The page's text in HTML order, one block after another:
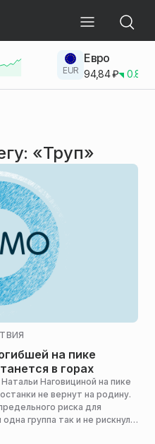
EUR
Евро
94,84₽ 0.83
«Труп»
на пике
в горах
Наговициной на пике
не вернут на родину.
риска для
группа так и не рискнула